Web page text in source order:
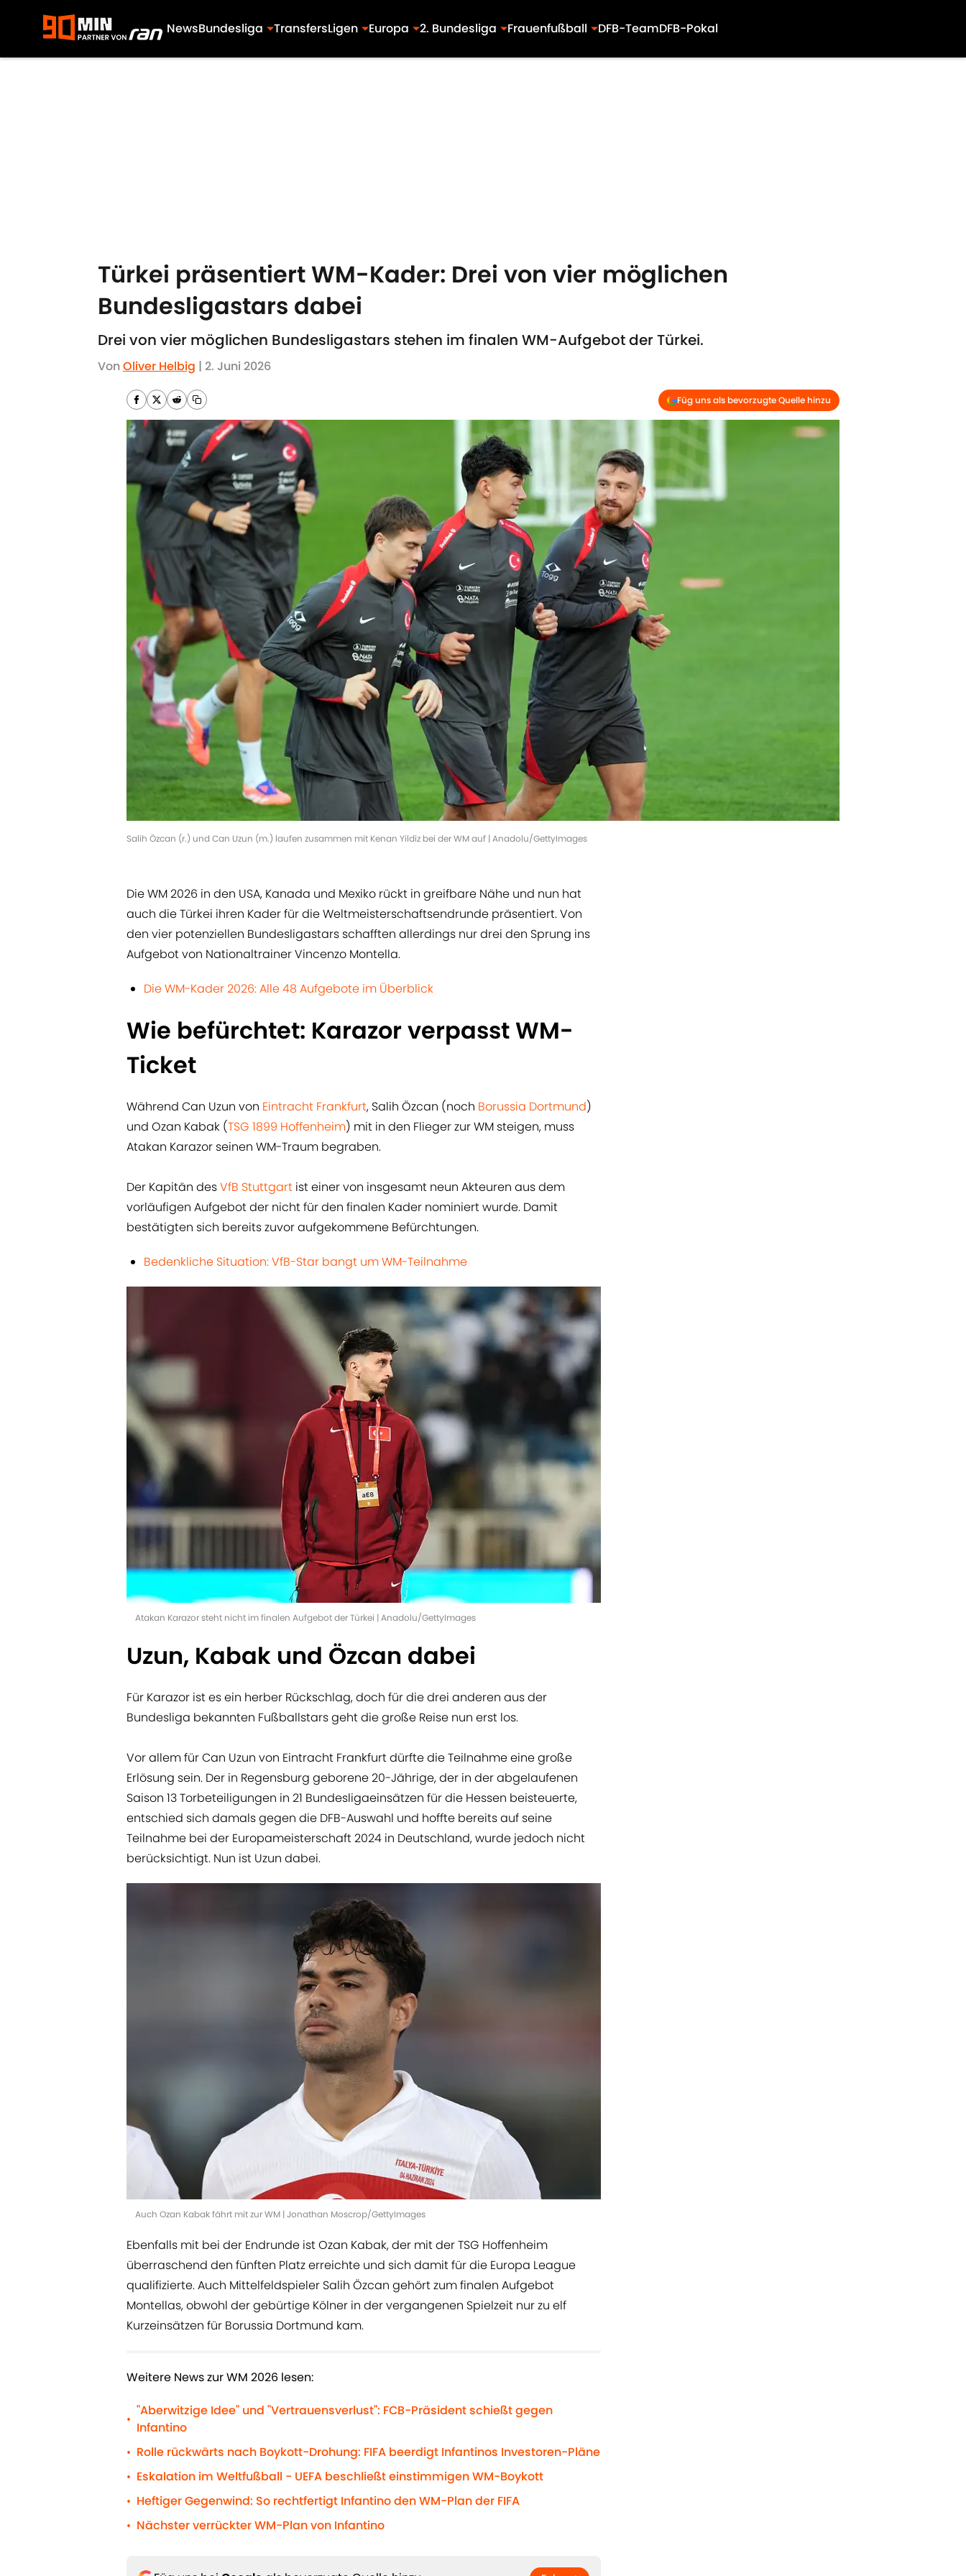
NewsBundesliga TransfersLigen Europa 2. Bundesliga Frauenfußball DFB-TeamDFB-Pokal
Türkei präsentiert WM-Kader: Drei von vier möglichen
Bundesligastars dabei
Drei von vier möglichen Bundesligastars stehen im finalen WM-Aufgebot der Türkei.
VonOliver Helbig | 2. Juni 2026
Füg uns als bevorzugte Quelle hinzu
Salih Özcan (r.) und Can Uzun (m.) laufen zusammen mit Kenan Yildiz bei der WM auf | Anadolu/GettyImages
Die WM 2026 in den USA, Kanada und Mexiko rückt in greifbare Nähe und nun hat
auch die Türkei ihren Kader für die Weltmeisterschaftsendrunde präsentiert. Von
den vier potenziellen Bundesligastars schafften allerdings nur drei den Sprung ins
Aufgebot von Nationaltrainer Vincenzo Montella.
Die WM-Kader 2026: Alle 48 Aufgebote im Überblick
Wie befürchtet: Karazor verpasst WM-
Ticket
Während Can Uzun von Eintracht Frankfurt, Salih Özcan (noch Borussia Dortmund)
und Ozan Kabak (TSG 1899 Hoffenheim) mit in den Flieger zur WM steigen, muss
Atakan Karazor seinen WM-Traum begraben.
Der Kapitän desVfB Stuttgart ist einer von insgesamt neun Akteuren aus dem
vorläufigen Aufgebot der nicht für den finalen Kader nominiert wurde. Damit
bestätigten sich bereits zuvor aufgekommene Befürchtungen.
Bedenkliche Situation: VfB-Star bangt um WM-Teilnahme
Atakan Karazor steht nicht im finalen Aufgebot der Türkei | Anadolu/GettyImages
Uzun, Kabak und Özcan dabei
Für Karazor ist es ein herber Rückschlag, doch für die drei anderen aus der
Bundesliga bekannten Fußballstars geht die große Reise nun erst los.
Vor allem für Can Uzun von Eintracht Frankfurt dürfte die Teilnahme eine große
Erlösung sein. Der in Regensburg geborene 20-Jährige, der in der abgelaufenen
Saison 13 Torbeteiligungen in 21 Bundesligaeinsätzen für die Hessen beisteuerte,
entschied sich damals gegen die DFB-Auswahl und hoffte bereits auf seine
Teilnahme bei der Europameisterschaft 2024 in Deutschland, wurde jedoch nicht
berücksichtigt. Nun ist Uzun dabei.
Auch Ozan Kabak fährt mit zur WM | Jonathan Moscrop/GettyImages
Ebenfalls mit bei der Endrunde ist Ozan Kabak, der mit der TSG Hoffenheim
überraschend den fünften Platz erreichte und sich damit für die Europa League
qualifizierte. Auch Mittelfeldspieler Salih Özcan gehört zum finalen Aufgebot
Montellas, obwohl der gebürtige Kölner in der vergangenen Spielzeit nur zu elf
Kurzeinsätzen für Borussia Dortmund kam.
Weitere News zur WM 2026 lesen:
•
"Aberwitzige Idee" und "Vertrauensverlust": FCB-Präsident schießt gegen
Infantino
• Rolle rückwärts nach Boykott-Drohung: FIFA beerdigt Infantinos Investoren-Pläne
• Eskalation im Weltfußball - UEFA beschließt einstimmigen WM-Boykott
• Heftiger Gegenwind: So rechtfertigt Infantino den WM-Plan der FIFA
• Nächster verrückter WM-Plan von Infantino